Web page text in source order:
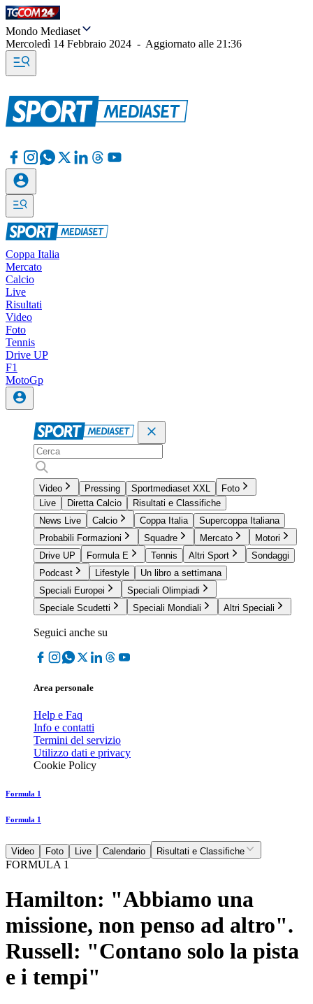
Mondo Mediaset
Mercoledì 14 Febbraio 2024 - Aggiornato alle 21:36
Coppa Italia
Mercato
Calcio
Live
Risultati
Video
Foto
Tennis
Drive UP
F1
MotoGp
Video Pressing Sportmediaset XXL
Foto
Live
Diretta Calcio
Risultati e Classifiche
News Live
Calcio Coppa Italia
Supercoppa Italiana
Probabili Formazioni
Squadre Mercato
Motori
Drive UP
Formula E Tennis Altri Sport
Sondaggi
Podcast
Lifestyle
Un libro a settimana
Speciali Europei
Speciali Olimpiadi
Speciale Scudetti
Speciali Mondiali Altri Speciali
Seguici anche su
Area personale
Help e Faq
Info e contatti
Termini del servizio
Utilizzo dati e privacy
Cookie Policy
Formula 1
Formula 1
Video Foto Live Calendario Risultati e Classifiche
FORMULA 1
Hamilton: "Abbiamo una
missione, non penso ad altro".
Russell: "Contano solo la pista
e i tempi"